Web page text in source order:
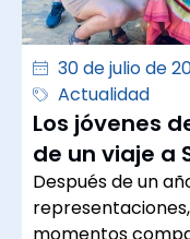
30 de julio de
Actualidad
Los jóvenes
de un viaje a
Después de un
momentos